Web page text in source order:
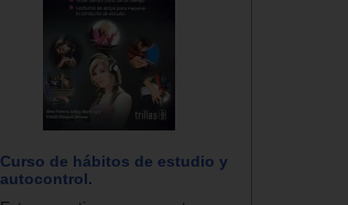
Curso de hábitos de estudio y
autocontrol.